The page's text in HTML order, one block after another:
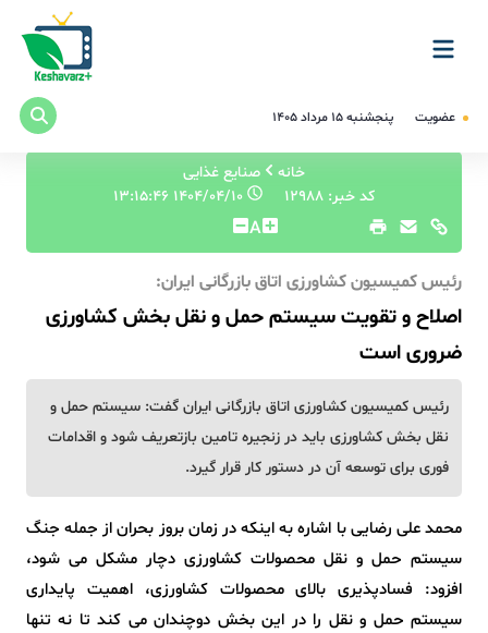
عضویت پنجشنبه ۱۵ مرداد ۱۴۰۵
خانه
صنایع غذایی
کد خبر: 12988
۱۴۰۴/۰۴/۱۰ ۱۳:۱۵:۴۶
A
رئیس کمیسیون کشاورزی اتاق بازرگانی ایران:
اصلاح و تقویت سیستم حمل و نقل بخش کشاورزی
ضروری است
رئیس کمیسیون کشاورزی اتاق بازرگانی ایران گفت: سیستم حمل و
نقل بخش کشاورزی باید در زنجیره تامین بازتعریف شود و اقدامات
فوری برای توسعه آن در دستور کار قرار گیرد.
محمد علی رضایی با اشاره به اینکه در زمان بروز بحران از جمله جنگ
سیستم حمل و نقل محصولات کشاورزی دچار مشکل می شود،
افزود: فسادپذیری بالای محصولات کشاورزی، اهمیت پایداری
سیستم حمل و نقل را در این بخش دوچندان می کند تا نه تنها